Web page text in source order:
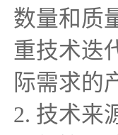
数量和质
重技术迭
际需求的
2. 技术来